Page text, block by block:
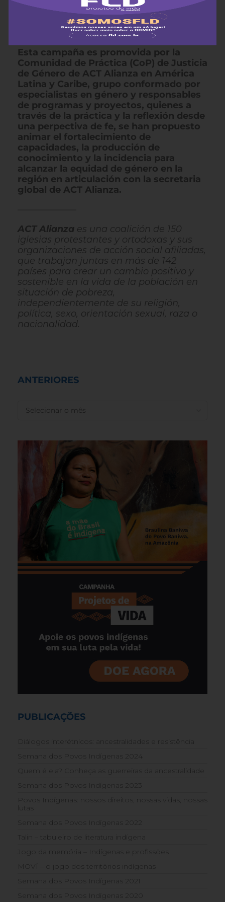
están actualmente disponibles el sitio
web: www.actuandounidas.org. Mayor
información en:cdpgenero@gmail.com
Esta campaña es promovida por la
Comunidad de Práctica (CoP) de Justicia
de Género de ACT Alianza en América
Latina y Caribe, grupo conformado por
especialistas en género y responsables
de programas y proyectos, quienes a
través de la práctica y la reflexión desde
una perpectiva de fe, se han propuesto
animar el fortalecimiento de
capacidades, la producción de
conocimiento y la incidencia para
alcanzar la equidad de género en la
región en articulación con la secretaria
global de ACT Alianza.
ACT Alianza es una coalición de 150
iglesias protestantes y ortodoxas y sus
organizaciones de acción social afiliadas,
que trabajan juntas en más de 142
países para crear un cambio positivo y
sostenible en la vida de la población en
situación de pobreza,
independientemente de su religión,
política, sexo, orientación sexual, raza o
nacionalidad.
ANTERIORES
PUBLICAÇÕES
Diálogos interétnicos: ancestralidades e resistência
Semana dos Povos Indígenas 2024
Quem é ela? Conheça as guerreiras da ancestralidade
Semana dos Povos Indígenas 2023
Povos Indígenas: nossos direitos, nossas vidas, nossas
lutas
Semana dos Povos Indígenas 2022
Talin – tabuleiro de literatura indígena
Jogo da memória – Indígenas e profissões
MOVÍ – o jogo dos territórios indígenas
Semana dos Povos Indígenas 2021
Semana dos Povos Indígenas 2020